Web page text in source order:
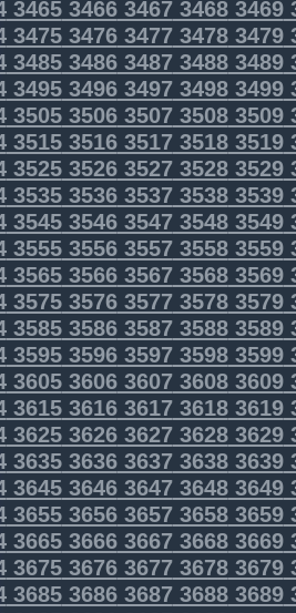
34653466346734683469
34753476347734783479
34853486348734883489
34953496349734983499
35053506350735083509
35153516351735183519
35253526352735283529
35353536353735383539
35453546354735483549
35553556355735583559
35653566356735683569
35753576357735783579
35853586358735883589
35953596359735983599
36053606360736083609
36153616361736183619
36253626362736283629
36353636363736383639
36453646364736483649
36553656365736583659
36653666366736683669
36753676367736783679
36853686368736883689